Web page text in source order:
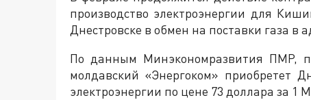
производство электроэнергии для
Днестровске в обмен на поставки газа в
По данным Минэкономразвития ПМР,
молдавский «Энергоком» приобретет
электроэнергии по цене 73 доллара за 1